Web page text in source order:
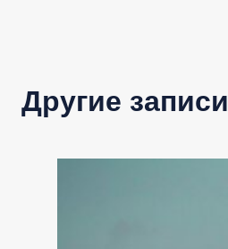
Другие записи